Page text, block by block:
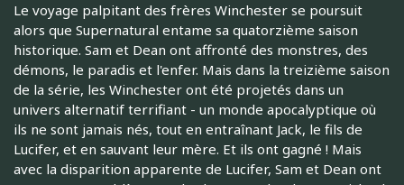
Le voyage palpitant des frères Winchester se poursuit
alors que Supernatural entame sa quatorzième saison
historique. Sam et Dean ont affronté des monstres, des
démons, le paradis et l'enfer. Mais dans la treizième saison
de la série, les Winchester ont été projetés dans un
univers alternatif terrifiant - un monde apocalyptique où
ils ne sont jamais nés, tout en entraînant Jack, le fils de
Lucifer, et en sauvant leur mère. Et ils ont gagné ! Mais
avec la disparition apparente de Lucifer, Sam et Dean ont